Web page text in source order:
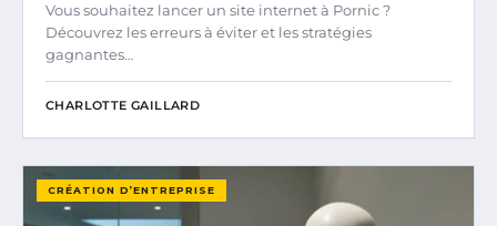
Vous souhaitez lancer un site internet à Pornic ?
Découvrez les erreurs à éviter et les stratégies
gagnantes…
CHARLOTTE GAILLARD
CRÉATION D’ENTREPRISE